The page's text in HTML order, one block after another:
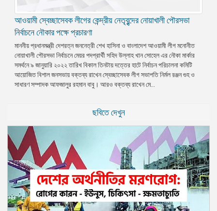
উন্নয়নের
বাংলাদেশ
নিউজলেটার
প্রেস
রিলিজ
বিএনপি-
জামায়াত
সহিংসতা
সংগঠন
নির্বাচনী
ইশতেহার
আওয়ামী স্বেচ্ছাসেবক লীগের কেন্দ্রীয় নেতৃবৃন্দের নোয়াখালী পৌরসভা
নির্বাচনে নৌকার পক্ষে প্রচারণা
মাননীয় প্রধানমন্ত্রী দেশরত্ন জননেত্রী শেখ হাসিনা ও বাংলাদেশ আওয়ামী লীগ মনোনীত
নোয়াখালী পৌরসভা নির্বাচনে মেয়র পদপ্রার্থী সহিদ উল্লাহ খান সোহেল এর নৌকা মার্কার
সমর্থনে ৯ জানুয়ারি ২০২২ তারিখ বিকাল তিনটায় দত্তের হাটে নির্বাচন পরিচালনা কমিটি
আয়োজিত বিশাল জনসভায় বক্তব্য রাখেন স্বেচ্ছাসেবক লীগ সভাপতি নির্মল রঞ্জন গুহ ও
সাধারণ সম্পাদক আফজালুর রহমান বাবু। আরও বক্তব্য রাখেন মে...
ছবিতে দেখুন